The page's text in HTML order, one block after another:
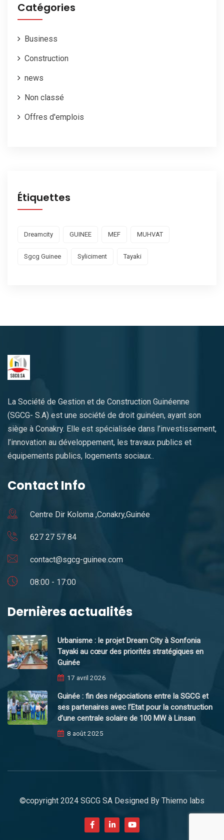
Catégories
Business
Construction
news
Non classé
Offres d'emplois
Étiquettes
Dreamcity GUINEE MEF MUHVAT
Sgcg Guinee Syliciment Tayaki
La Société de Gestion et de Construction Guinéenne
(SGCG- S.A) est une société de droit guinéen, ayant son
siège à Conakry. Elle est spécialisée dans l’investissement,
l’innovation au développement, les travaux publics et
équipements publics, logements sociaux..
Contact Info
Centre Dir Koloma ,Conakry,Guinée
627 27 57 84
contact@sgcg-guinee.com
08:00 - 17:00
Dernières actualités
Urbanisme : le projet Dream City à Sonfonia
Tayaki au cœur des priorités stratégiques en
Guinée
17 avril 2026
Guinée : fin des négociations entre la SGCG et
ses partenaires avec l’Etat pour la construction
d’une centrale solaire de 100 MW à Linsan
8 août 2025
©copyright 2024 SGCG SA Designed By Thierno labs